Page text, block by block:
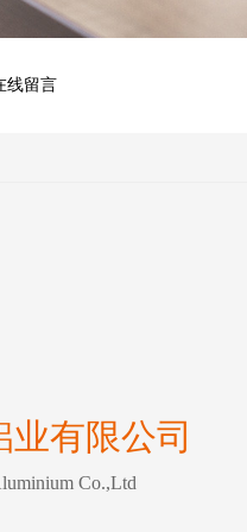
线留言
有限公司
Co.,Ltd